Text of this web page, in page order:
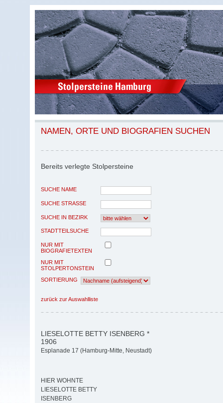
NAMEN, ORTE UND BIOGRAFIEN SUCHEN
Bereits verlegte Stolpersteine
SUCHE NAME
SUCHE STRASSE
SUCHE IN BEZIRK
STADTTEILSUCHE
NUR MIT
BIOGRAFIETEXTEN
NUR MIT
STOLPERTONSTEIN
SORTIERUNG
zurück zur Auswahlliste
LIESELOTTE BETTY ISENBERG *
1906
Esplanade 17 (Hamburg-Mitte, Neustadt)
HIER WOHNTE
LIESELOTTE BETTY
ISENBERG